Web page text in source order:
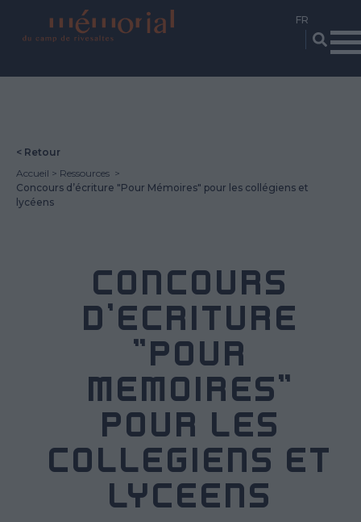
< Retour
Accueil
Ressources
Concours d’écriture "Pour Mémoires" pour les collégiens et
lycéens
CONCOURS
D’ÉCRITURE
"POUR
MÉMOIRES"
POUR LES
COLLÉGIENS ET
LYCÉENS